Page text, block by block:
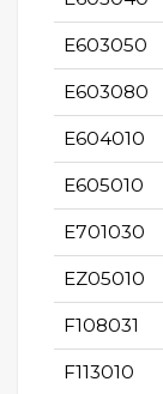
E603050
E603080
E604010
E605010
E701030
EZ05010
F108031
F113010